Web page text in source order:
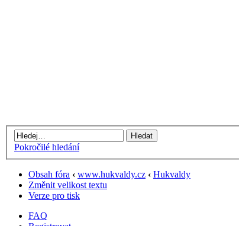
Pokročilé hledání
Obsah fóra ‹ www.hukvaldy.cz ‹ Hukvaldy
Změnit velikost textu
Verze pro tisk
FAQ